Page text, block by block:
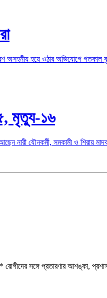
হয়ে ওঠার অভিযোগে গতকাল
মৃত্যু-১৬
নারী যৌনকর্মী, সমকামী ও শিরায়
সঙ্গে প্রতারণার আশঙ্কা,